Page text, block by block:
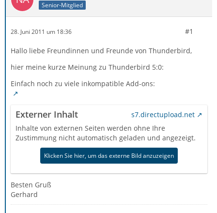
Senior-Mitglied
28. Juni 2011 um 18:36 #1
Hallo liebe Freundinnen und Freunde von Thunderbird,
hier meine kurze Meinung zu Thunderbird 5:0:
Einfach noch zu viele inkompatible Add-ons:
Externer Inhalt
s7.directupload.net
Inhalte von externen Seiten werden ohne Ihre
Zustimmung nicht automatisch geladen und angezeigt.
Klicken Sie hier, um das externe Bild anzuzeigen
Besten Gruß
Gerhard